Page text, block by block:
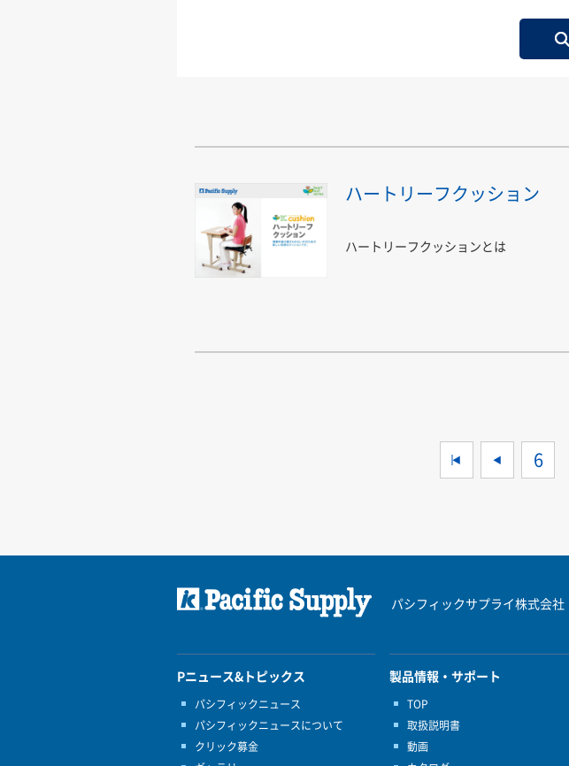
ハートリーフクッション
ハートリーフクッションとは
6
パシフィックサプライ株式会社
Pニュース&トピックス
パシフィックニュース
パシフィックニュースについて
クリック募金
製品情報・サポート
TOP
取扱説明書
動画